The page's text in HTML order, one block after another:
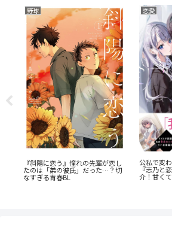
野球
『斜陽に恋う』憧れの先輩が恋し
たのは「弟の彼氏」だった…？切
なすぎる青春BL
恋愛
公私で変
『志乃と
介！甘く